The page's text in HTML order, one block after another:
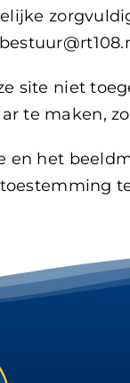
site niet
te maken,
het
te